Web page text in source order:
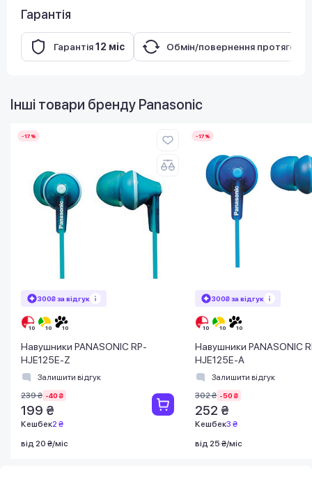
Гарантія
Гарантія12 міс Обмін/повернення протягом
Інші товари бренду Panasonic
-17%
300₴ за відгук
Навушники PANASONIC RP-
HJE125E-Z
Залишити відгук
239 ₴ -40 ₴
199 ₴
Кешбек2 ₴
від 20 ₴/міс
-17%
300₴ за відгук
Навушники PANASONIC
HJE125E-A
Залишити відгук
302 ₴ -50 ₴
252 ₴
Кешбек3 ₴
від 25 ₴/міс